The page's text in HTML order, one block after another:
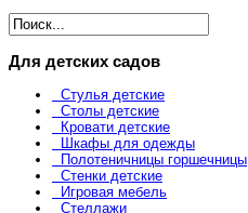
Для детских садов
Стулья детские
Столы детские
Кровати детские
Шкафы для одежды
Полотеничницы горшечницы
Стенки детские
Игровая мебель
Стеллажи